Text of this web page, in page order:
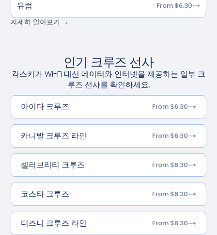
유럽 From $6.30
자세히 알아보기 →
인기 크루즈 선사
긱스키가 Wi-Fi 대신 데이터와 인터넷을 제공하는 일부 크
루즈 선사를 확인하세요.
아이다 크루즈
From $6.30
카니발 크루즈 라인 From $6.30
셀러브리티 크루즈 From $6.30
코스타 크루즈 From $6.30
디즈니 크루즈 라인 From $6.30